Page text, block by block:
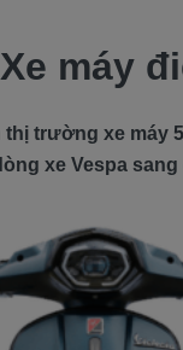
máy
trường xe
xe Vespa